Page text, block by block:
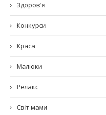
Здоров'я
Конкурси
Краса
Малюки
Релакс
Світ мами